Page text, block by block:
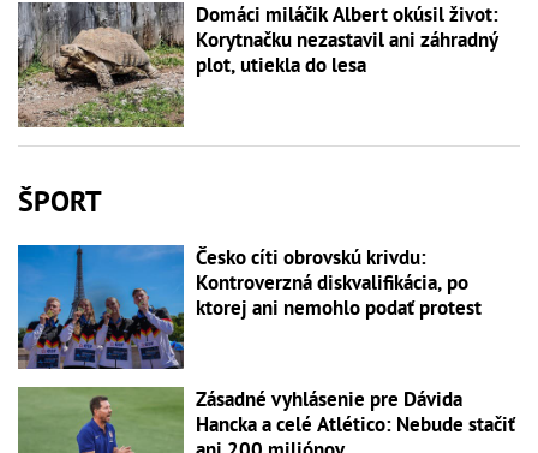
Domáci miláčik Albert okúsil život:
Korytnačku nezastavil ani záhradný
plot, utiekla do lesa
ŠPORT
Česko cíti obrovskú krivdu:
Kontroverzná diskvalifikácia, po
ktorej ani nemohlo podať protest
Zásadné vyhlásenie pre Dávida
Hancka a celé Atlético: Nebude stačiť